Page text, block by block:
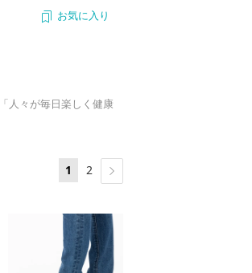
お気に入り
人々が毎日楽しく健康
1 2